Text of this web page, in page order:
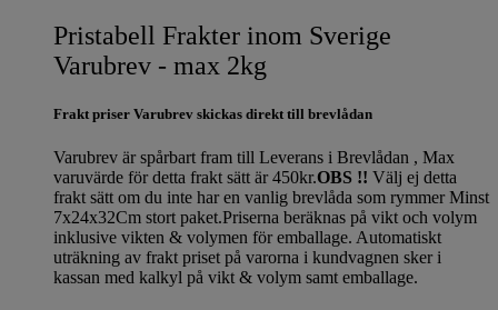
Pristabell Frakter inom Sverige
Varubrev - max 2kg
Frakt priser Varubrev skickas direkt till brevlådan
Varubrev är spårbart fram till Leverans i Brevlådan , Max
varuvärde för detta frakt sätt är 450kr.OBS !! Välj ej detta
frakt sätt om du inte har en vanlig brevlåda som rymmer Minst
7x24x32Cm stort paket.Priserna beräknas på vikt och volym
inklusive vikten & volymen för emballage. Automatiskt
uträkning av frakt priset på varorna i kundvagnen sker i
kassan med kalkyl på vikt & volym samt emballage.